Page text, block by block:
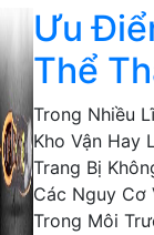
30.000₫
Ưu
Thể
Trong Nhiều
Kho Vận Hay
Trang Bị
Các Nguy Cơ